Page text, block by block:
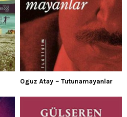
Oguz Atay – Tutunamayanlar